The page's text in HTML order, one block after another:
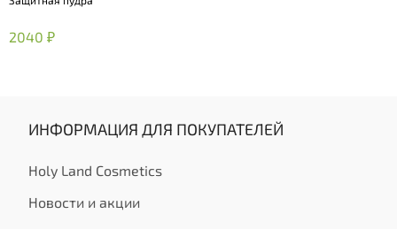
2040 ₽
ИНФОРМАЦИЯ ДЛЯ ПОКУПАТЕЛЕЙ
Holy Land Cosmetics
Новости и акции